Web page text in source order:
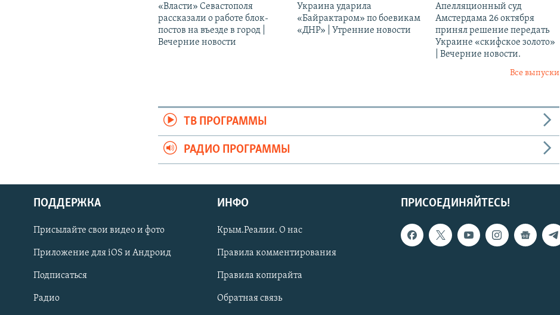
Українською
Qırımtatar
ПРИСОЕДИНЯЙТЕСЬ!
«Власти» Севастополя
рассказали о работе блок-
постов на въезде в город |
Вечерние новости
Украина ударила
«Байрактаром» по боевикам
«ДНР» | Утренние новости
Апелляционный суд
Амстердама 26 октября
принял решение передать
Украине «скифское золото»
| Вечерние новости.
Все выпуски
ТВ ПРОГРАММЫ
РАДИО ПРОГРАММЫ
ПРИСОЕДИНЯЙТЕСЬ!
ПОДДЕРЖКА
Присылайте свои видео и фото
Приложение для iOS и Андроид
Подписаться
Радио
ИНФО
Крым.Реалии. О нас
Правила комментирования
Правила копирайта
Обратная связь